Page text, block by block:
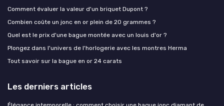
Comment évaluer la valeur d'un briquet Dupont ?
Combien coûte un jonc en or plein de 20 grammes ?
Quel est le prix d'une bague montée avec un louis d'or ?
Plongez dans l'univers de l'horlogerie avec les montres Herma
Tout savoir sur la bague en or 24 carats
Les derniers articles